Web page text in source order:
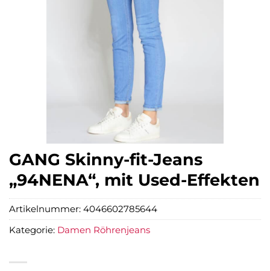
GANG Skinny-fit-Jeans
„94NENA“, mit Used-Effekten
Artikelnummer: 4046602785644
Kategorie: Damen Röhrenjeans